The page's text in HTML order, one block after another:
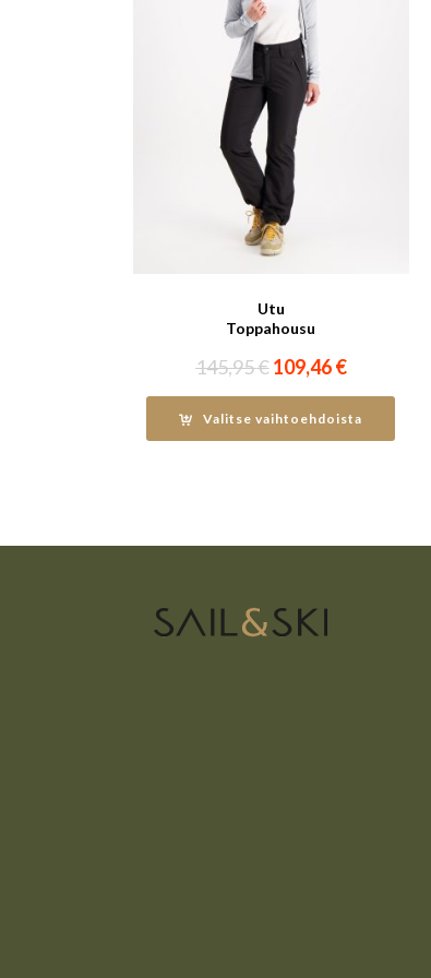
Utu
Toppahousu
145,95€Alkuperäinen
oli:
145,95 €.
109,46€Nykyinen
on:
109,46 €.
Valitse vaihtoehdoista